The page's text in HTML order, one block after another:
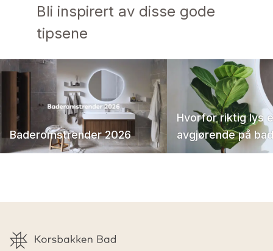
Bli inspirert av disse gode
tipsene
Baderomstrender 2026
Hvorfor riktig lys
avgjørende på